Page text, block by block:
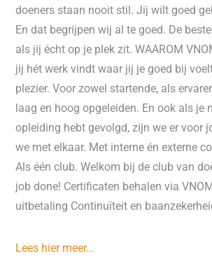
doeners staan nooit stil. Jij wilt goed
En dat begrijpen wij al te goed. De
als jij écht op je plek zit. WAAROM
jij hét werk vindt waar jij je goed bij
plezier. Voor zowel startende, als
laag en hoog opgeleiden. En ook als je
opleiding hebt gevolgd, zijn we er voor
we met elkaar. Met interne én externe
Als één club. Welkom bij de club van
job done! Certificaten behalen via
uitbetaling Continuïteit en
Lees hier meer…